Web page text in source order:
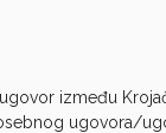
između
ugovora/